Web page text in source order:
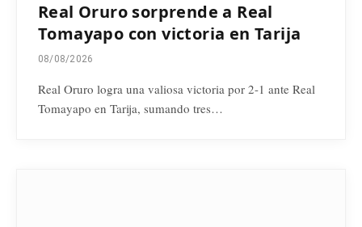
Real Oruro sorprende a Real
Tomayapo con victoria en Tarija
08/08/2026
Real Oruro logra una valiosa victoria por 2-1 ante Real
Tomayapo en Tarija, sumando tres…